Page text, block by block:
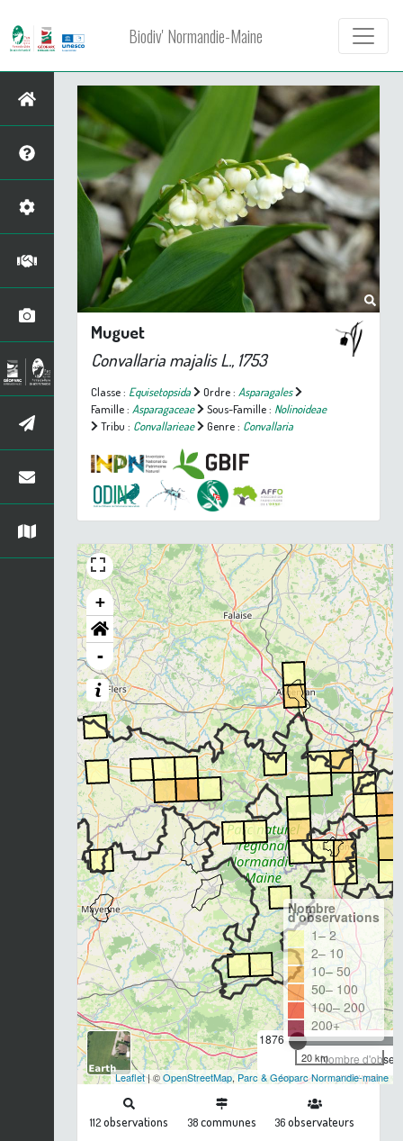
Biodiv' Normandie-Maine
Muguet
Convallaria majalisL., 1753
Classe : Equisetopsida Ordre : Asparagales
Famille : Asparagaceae Sous-Famille : Nolinoideae
Tribu : Convallarieae Genre : Convallaria
+
-
1876
Nombre
Nombre
d'observations
1– 2
2– 10
10– 50
50– 100
100– 200
200+
20 km
Leaflet| ©OpenStreetMap, Parc & Géoparc Normandie-maine
112observations 38communes 36observateurs